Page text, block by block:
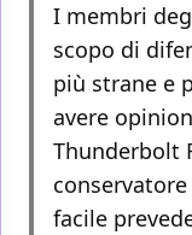
I membri
scopo di
più strane e
avere
Thunderbolt
facile